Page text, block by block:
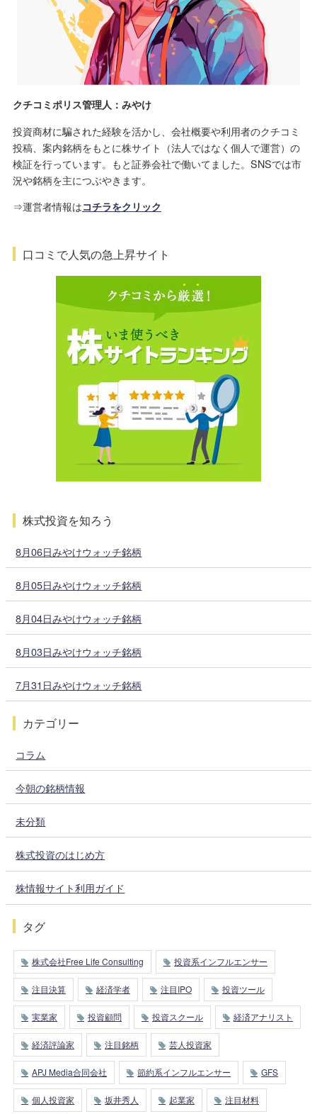
クチコミポリス管理人：みやけ
投資商材に騙された経験を活かし、会社概要や利用者のクチコミ
投稿、案内銘柄をもとに株サイト（法人ではなく個人で運営）の
検証を行っています。もと証券会社で働いてました。SNSでは市
況や銘柄を主につぶやきます。
⇒運営者情報はコチラをクリック
口コミで人気の急上昇サイト
株式投資を知ろう
8月06日みやけウォッチ銘柄
8月05日みやけウォッチ銘柄
8月04日みやけウォッチ銘柄
8月03日みやけウォッチ銘柄
7月31日みやけウォッチ銘柄
カテゴリー
コラム
今朝の銘柄情報
未分類
株式投資のはじめ方
株情報サイト利用ガイド
タグ
株式会社Free Life Consulting 投資系インフルエンサー
注目決算 経済学者 注目IPO 投資ツール
実業家 投資顧問 投資スクール 経済アナリスト
経済評論家 注目銘柄 芸人投資家
APJ Media合同会社 節約系インフルエンサー GFS
個人投資家 坂井秀人 起業家 注目材料